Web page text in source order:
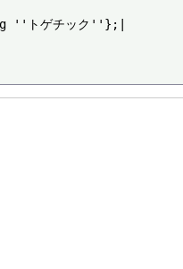
''トゲチック''};|